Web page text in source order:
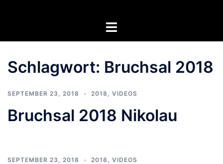
Menü
Schlagwort: Bruchsal 2018
SEPTEMBER 23, 2018 2018 , VIDEOS
Bruchsal 2018 Nikolau
SEPTEMBER 23, 2018 2018 , VIDEOS